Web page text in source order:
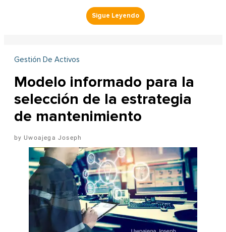
Gestión De Activos
Modelo informado para la
selección de la estrategia
de mantenimiento
Uwoajega Joseph